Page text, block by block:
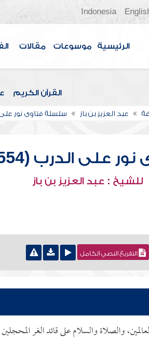
Indonesia
الرئيسية موسوعات مقالات
القرآن الكريم
عبد العزيز بن باز سلسلة فتاوى نور
نور على الدرب (554)
للشيخ : عبد العزيز بن باز
التفريغ النصي الكامل
والصلاة والسلام على قائد الغر